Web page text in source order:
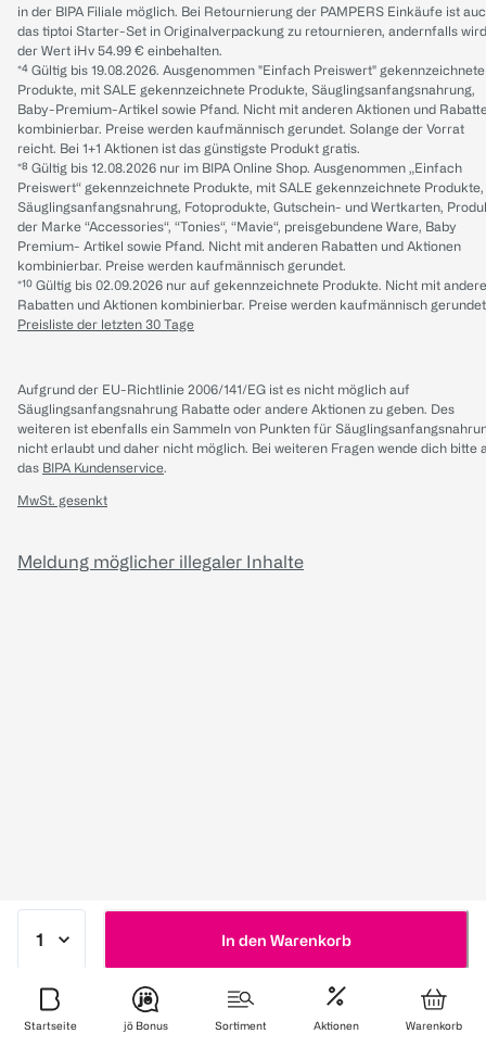
In den Warenkorb
in der BIPA Filiale möglich. Bei Retournierung der PAMPERS Einkäufe ist
das tiptoi Starter-Set in Originalverpackung zu retournieren, andernfalls wird
der Wert iHv 54.99 € einbehalten.
*⁴ Gültig bis 19.08.2026. Ausgenommen "Einfach Preiswert" gekennzeichnete
Produkte, mit SALE gekennzeichnete Produkte, Säuglingsanfangsnahrung,
Baby-Premium-Artikel sowie Pfand. Nicht mit anderen Aktionen und
kombinierbar. Preise werden kaufmännisch gerundet. Solange der Vorrat
reicht. Bei 1+1 Aktionen ist das günstigste Produkt gratis.
*⁸ Gültig bis 12.08.2026 nur im BIPA Online Shop. Ausgenommen „Einfach
Preiswert“ gekennzeichnete Produkte, mit SALE gekennzeichnete Produkte,
Säuglingsanfangsnahrung, Fotoprodukte, Gutschein- und Wertkarten,
der Marke “Accessories“, “Tonies“, “Mavie“, preisgebundene Ware, Baby
Premium- Artikel sowie Pfand. Nicht mit anderen Rabatten und Aktionen
kombinierbar. Preise werden kaufmännisch gerundet.
*¹⁰ Gültig bis 02.09.2026 nur auf gekennzeichnete Produkte. Nicht mit
Rabatten und Aktionen kombinierbar. Preise werden kaufmännisch
Preisliste der letzten 30 Tage
Aufgrund der EU-Richtlinie 2006/141/EG ist es nicht möglich auf
Säuglingsanfangsnahrung Rabatte oder andere Aktionen zu geben. Des
weiteren ist ebenfalls ein Sammeln von Punkten für
nicht erlaubt und daher nicht möglich. Bei weiteren Fragen wende dich bitte
das BIPA Kundenservice.
MwSt. gesenkt
Meldung möglicher illegaler Inhalte
Startseite jö Bonus Sortiment Aktionen Warenkorb